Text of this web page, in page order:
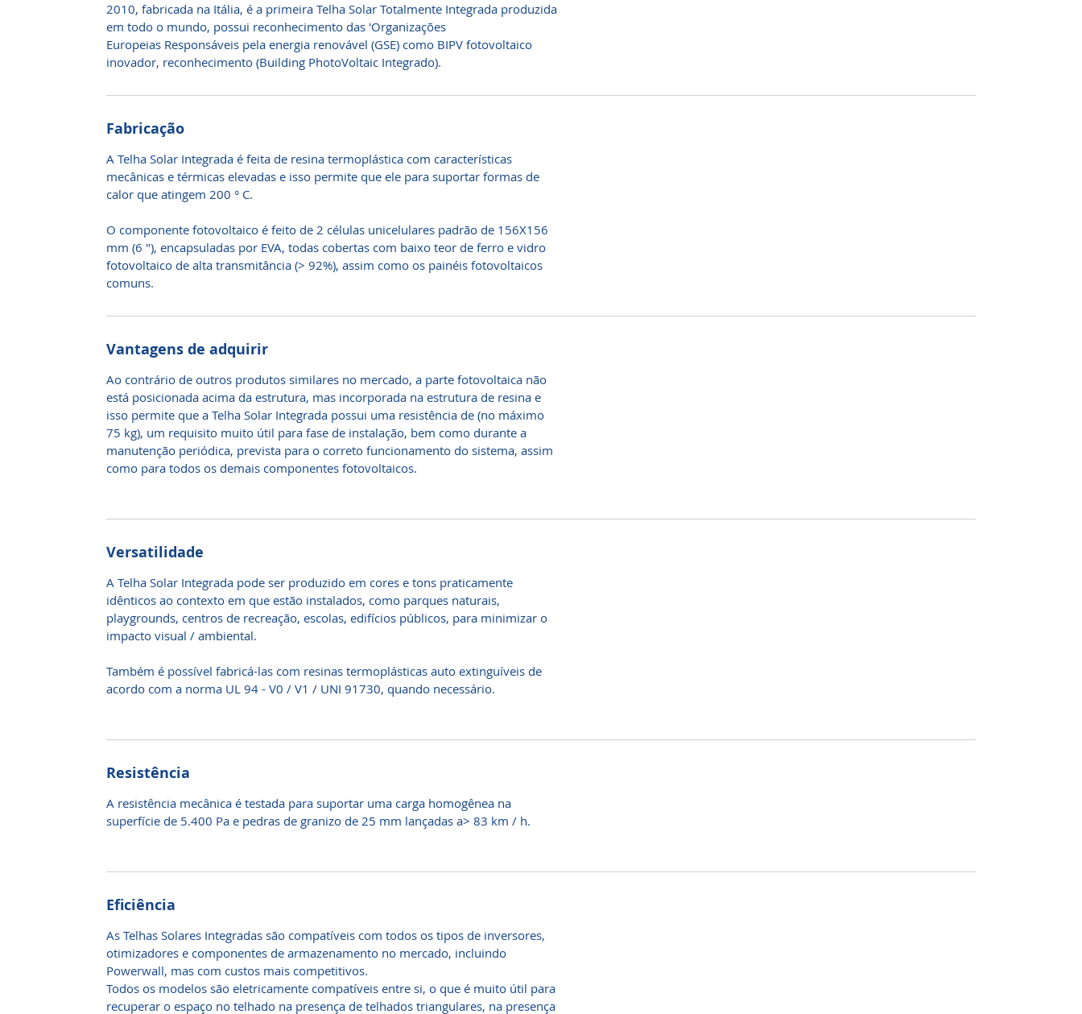
2010, fabricada na Itália, é a primeira Telha Solar Totalmente Integrada produzida
em todo o mundo, possui reconhecimento das 'Organizações
Europeias Responsáveis pela energia renovável (GSE) como BIPV fotovoltaico
inovador, reconhecimento (Building PhotoVoltaic Integrado).
Fabricação
A Telha Solar Integrada é feita de resina termoplástica com características
mecânicas e térmicas elevadas e isso permite que ele para suportar formas de
calor que atingem 200 ° C.
O componente fotovoltaico é feito de 2 células unicelulares padrão de 156X156
mm (6 ″), encapsuladas por EVA, todas cobertas com baixo teor de ferro e vidro
fotovoltaico de alta transmitância (> 92%), assim como os painéis fotovoltaicos
comuns.
Vantagens de adquirir
Ao contrário de outros produtos similares no mercado, a parte fotovoltaica não
está posicionada acima da estrutura, mas incorporada na estrutura de resina e
isso permite que a Telha Solar Integrada possui uma resistência de (no máximo
75 kg), um requisito muito útil para fase de instalação, bem como durante a
manutenção periódica, prevista para o correto funcionamento do sistema, assim
como para todos os demais componentes fotovoltaicos.
Versatilidade
A Telha Solar Integrada pode ser produzido em cores e tons praticamente
idênticos ao contexto em que estão instalados, como parques naturais,
playgrounds, centros de recreação, escolas, edifícios públicos, para minimizar o
impacto visual / ambiental.
Também é possível fabricá-las com resinas termoplásticas auto extinguíveis de
acordo com a norma UL 94 - V0 / V1 / UNI 91730, quando necessário.
Resistência
A resistência mecânica é testada para suportar uma carga homogênea na
superfície de 5.400 Pa e pedras de granizo de 25 mm lançadas a> 83 km / h.
Eficiência
As Telhas Solares Integradas são compatíveis com todos os tipos de inversores,
otimizadores e componentes de armazenamento no mercado, incluindo
Powerwall, mas com custos mais competitivos.
Todos os modelos são eletricamente compatíveis entre si, o que é muito útil para
recuperar o espaço no telhado na presença de telhados triangulares, na presença